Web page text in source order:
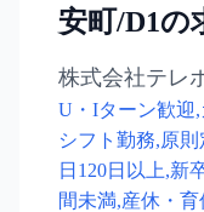
安町/D1の
株式会社テレ
U・Iターン歓迎
シフト勤務,原
日120日以上,新
間未満,産休・